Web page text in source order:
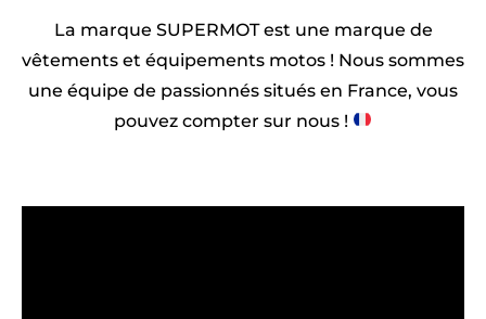
La marque SUPERMOT est une marque de
vêtements et équipements motos ! Nous sommes
une équipe de passionnés situés en France, vous
pouvez compter sur nous !